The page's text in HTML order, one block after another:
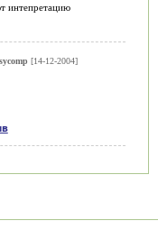
интепретацию
[14-12-2004]